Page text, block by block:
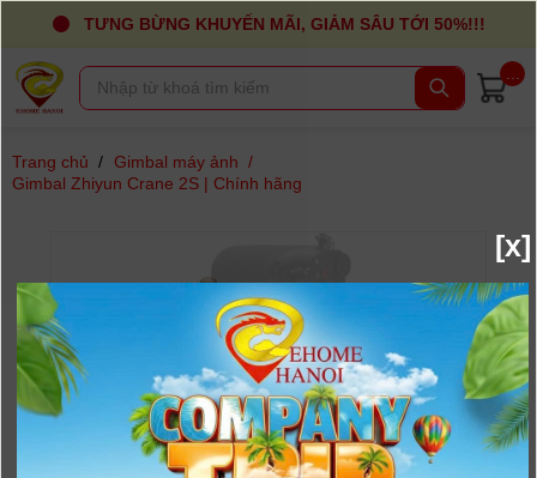
TƯNG BỪNG KHUYẾN MÃI, GIẢM SÂU TỚI 50%!!!
Trang chủ / Gimbal máy ảnh /
Gimbal Zhiyun Crane 2S | Chính hãng
[x]